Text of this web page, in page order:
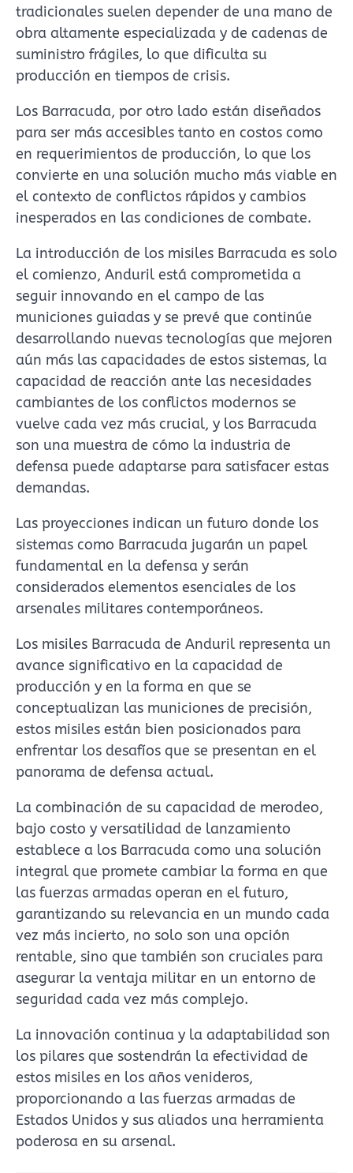
tradicionales suelen depender de una mano de
obra altamente especializada y de cadenas de
suministro frágiles, lo que dificulta su
producción en tiempos de crisis.
Los Barracuda, por otro lado están diseñados
para ser más accesibles tanto en costos como
en requerimientos de producción, lo que los
convierte en una solución mucho más viable en
el contexto de conflictos rápidos y cambios
inesperados en las condiciones de combate.
La introducción de los misiles Barracuda es solo
el comienzo, Anduril está comprometida a
seguir innovando en el campo de las
municiones guiadas y se prevé que continúe
desarrollando nuevas tecnologías que mejoren
aún más las capacidades de estos sistemas, la
capacidad de reacción ante las necesidades
cambiantes de los conflictos modernos se
vuelve cada vez más crucial, y los Barracuda
son una muestra de cómo la industria de
defensa puede adaptarse para satisfacer estas
demandas.
Las proyecciones indican un futuro donde los
sistemas como Barracuda jugarán un papel
fundamental en la defensa y serán
considerados elementos esenciales de los
arsenales militares contemporáneos.
​Los misiles Barracuda de Anduril representa un
avance significativo en la capacidad de
producción y en la forma en que se
conceptualizan las municiones de precisión,
estos misiles están bien posicionados para
enfrentar los desafíos que se presentan en el
panorama de defensa actual.
La combinación de su capacidad de merodeo,
bajo costo y versatilidad de lanzamiento
establece a los Barracuda como una solución
integral que promete cambiar la forma en que
las fuerzas armadas operan en el futuro,
garantizando su relevancia en un mundo cada
vez más incierto, no solo son una opción
rentable, sino que también son cruciales para
asegurar la ventaja militar en un entorno de
seguridad cada vez más complejo.
La innovación continua y la adaptabilidad son
los pilares que sostendrán la efectividad de
estos misiles en los años venideros,
proporcionando a las fuerzas armadas de
Estados Unidos y sus aliados una herramienta
poderosa en su arsenal.